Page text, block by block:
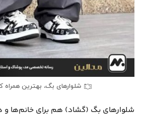
شلوارهای بگ، بهترین
شلوارهای بگ (گشاد) هم برای خانم‌ها و